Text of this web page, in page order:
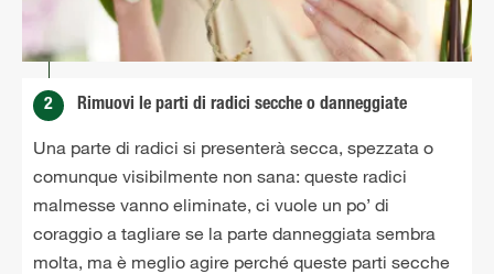
2 Rimuovi le parti di radici secche o danneggiate
Una parte di radici si presenterà secca, spezzata o
comunque visibilmente non sana: queste radici
malmesse vanno eliminate, ci vuole un po’ di
coraggio a tagliare se la parte danneggiata sembra
molta, ma è meglio agire perché queste parti secche